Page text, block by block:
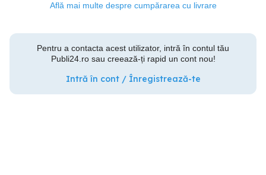
Află mai multe despre cumpărarea cu livrare
Pentru a contacta acest utilizator, intră în contul tău
Publi24.ro sau creează-ți rapid un cont nou!
Intră în cont / Înregistrează-te